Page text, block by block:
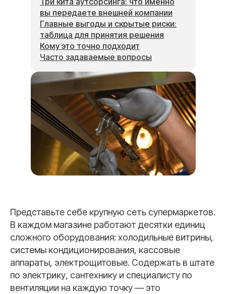
вы передаете внешней компании
Главные выгоды и скрытые риски:
таблица для принятия решения
Кому это точно подходит
Часто задаваемые вопросы
Представьте себе крупную сеть супермаркетов.
В каждом магазине работают десятки единиц
сложного оборудования: холодильные витрины,
системы кондиционирования, кассовые
аппараты, электрощитовые. Содержать в штате
по электрику, сантехнику и специалисту по
вентиляции на каждую точку — это